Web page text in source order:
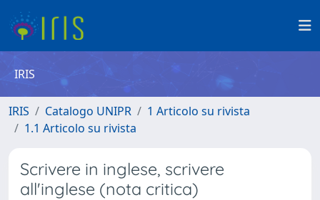
IRIS
IRIS Catalogo UNIPR
1 Articolo su rivista
1.1 Articolo su rivista
Scrivere in inglese, scrivere
all'inglese (nota critica)